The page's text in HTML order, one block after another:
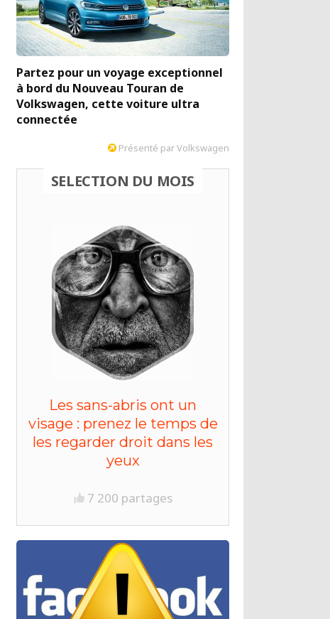
Partez pour un voyage exceptionnel
à bord du Nouveau Touran de
Volkswagen, cette voiture ultra
connectée
Présenté par Volkswagen
SELECTION DU MOIS
Les sans-abris ont un
visage : prenez le temps de
les regarder droit dans les
yeux
7 200 partages